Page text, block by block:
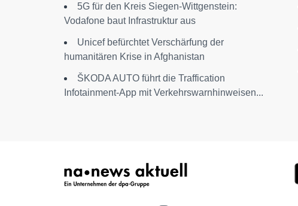
5G für den Kreis Siegen-Wittgenstein:
Vodafone baut Infrastruktur aus
Unicef befürchtet Verschärfung der
humanitären Krise in Afghanistan
ŠKODA AUTO führt die Traffication
Infotainment-App mit Verkehrswarnhinweisen...